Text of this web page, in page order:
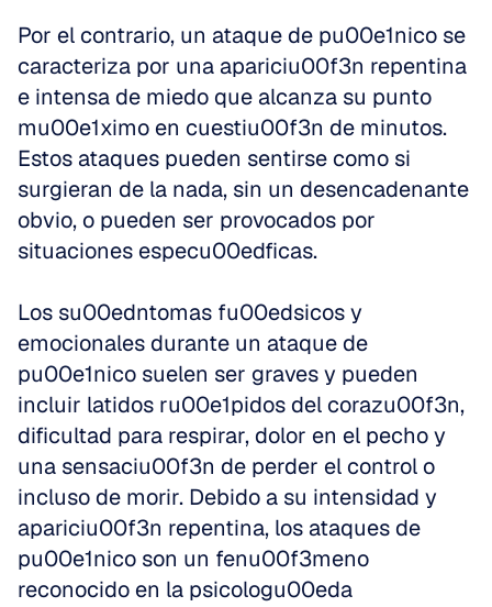
Por el contrario, un ataque de pu00e1nico se
caracteriza por una apariciu00f3n repentina
e intensa de miedo que alcanza su punto
mu00e1ximo en cuestiu00f3n de minutos.
Estos ataques pueden sentirse como si
surgieran de la nada, sin un desencadenante
obvio, o pueden ser provocados por
situaciones especu00edficas.
Los su00edntomas fu00edsicos y
emocionales durante un ataque de
pu00e1nico suelen ser graves y pueden
incluir latidos ru00e1pidos del corazu00f3n,
dificultad para respirar, dolor en el pecho y
una sensaciu00f3n de perder el control o
incluso de morir. Debido a su intensidad y
apariciu00f3n repentina, los ataques de
pu00e1nico son un fenu00f3meno
reconocido en la psicologu00eda